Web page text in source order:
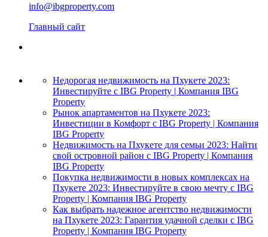
info@ibgproperty.com
Главный сайт
Недорогая недвижимость на Пхукете 2023:
Инвестируйте с IBG Property | Компания IBG
Property
Рынок апартаментов на Пхукете 2023:
Инвестиции в Комфорт с IBG Property | Компания
IBG Property
Недвижимость на Пхукете для семьи 2023: Найти
свой островной район с IBG Property | Компания
IBG Property
Покупка недвижимости в новых комплексах на
Пхукете 2023: Инвестируйте в свою мечту с IBG
Property | Компания IBG Property
Как выбрать надежное агентство недвижимости
на Пхукете 2023: Гарантия удачной сделки с IBG
Property | Компания IBG Property